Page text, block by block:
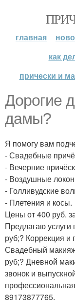
главная
как
прически и
Дорогие
дамы?
Я помогу вам
- Свадебные
- Вечерние
- Воздушные
- Голливудские
- Плетения и косы.
Цены от 400 руб.
Предлагаю услуги
руб;? Коррекция и
Свадебный
руб;? Дневной
звонок и
89173877765.